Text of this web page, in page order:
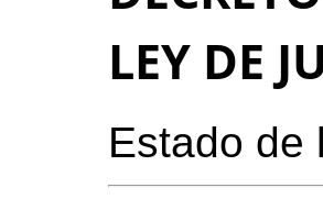
LEY DE
Estado de